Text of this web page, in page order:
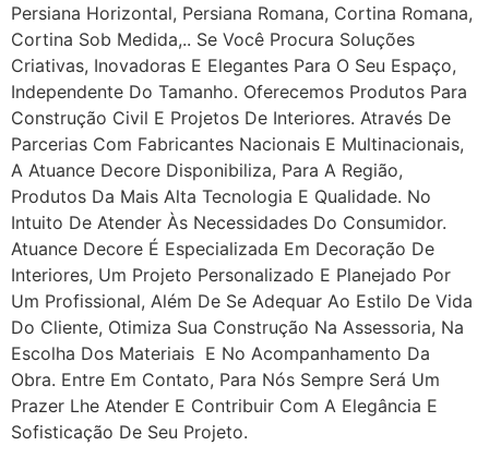
Persiana Horizontal, Persiana Romana, Cortina Romana,
Cortina Sob Medida,.. Se Você Procura Soluções
Criativas, Inovadoras E Elegantes Para O Seu Espaço,
Independente Do Tamanho. Oferecemos Produtos Para
Construção Civil E Projetos De Interiores. Através De
Parcerias Com Fabricantes Nacionais E Multinacionais,
A Atuance Decore Disponibiliza, Para A Região,
Produtos Da Mais Alta Tecnologia E Qualidade. No
Intuito De Atender Às Necessidades Do Consumidor.
Atuance Decore É Especializada Em Decoração De
Interiores, Um Projeto Personalizado E Planejado Por
Um Profissional, Além De Se Adequar Ao Estilo De Vida
Do Cliente, Otimiza Sua Construção Na Assessoria, Na
Escolha Dos Materiais E No Acompanhamento Da
Obra. Entre Em Contato, Para Nós Sempre Será Um
Prazer Lhe Atender E Contribuir Com A Elegância E
Sofisticação De Seu Projeto.